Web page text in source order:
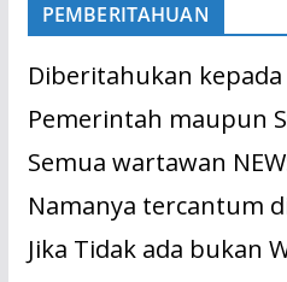
PEMBERITAHUAN
Diberitahukan
Pemerintah maupun
Semua wartawan
Namanya tercantum
Jika Tidak ada bukan